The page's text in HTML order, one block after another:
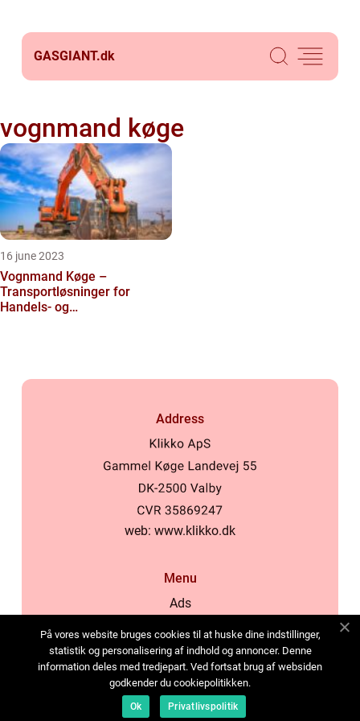
GASGIANT.dk
vognmand køge
16 june 2023
Vognmand Køge –
Transportløsninger for
Handels- og
Address
web: www.klikko.dk
Menu
Ads
Cookies
Contact
Sitemap
På vores website bruges cookies til at huske dine indstillinger,
statistik og personalisering af indhold og annoncer. Denne
information deles med tredjepart. Ved fortsat brug af websiden
godkender du cookiepolitikken.
Ok Privatlivspolitik